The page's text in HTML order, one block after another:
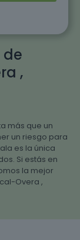
de
,
más que un
un riesgo para
es la única
Si estás en
la mejor
Overa ,